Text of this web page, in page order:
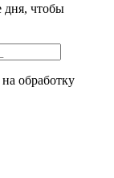
дня, чтобы
обработку